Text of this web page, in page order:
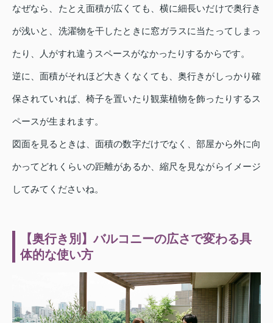
なぜなら、たとえ面積が広くても、横に細長いだけで奥行き
が浅いと、洗濯物を干したときに窓ガラスに当たってしまっ
たり、人がすれ違うスペースがなかったりするからです。
逆に、面積がそれほど大きくなくても、奥行きがしっかり確
保されていれば、椅子を置いたり観葉植物を飾ったりするス
ペースが生まれます。
図面を見るときは、面積の数字だけでなく、部屋から外に向
かってどれくらいの距離があるか、縮尺を見ながらイメージ
してみてくださいね。
【奥行き別】バルコニーの広さで変わる具
体的な使い方